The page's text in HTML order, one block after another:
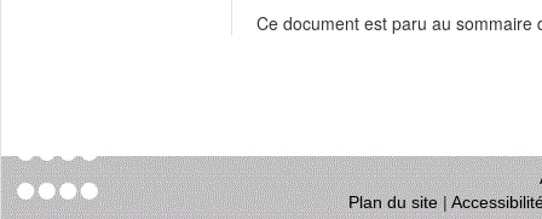
Ce document est paru au sommaire
Plan du site|